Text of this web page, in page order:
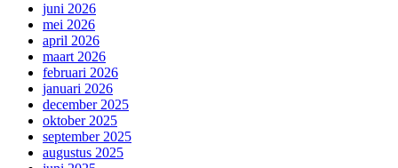
juni 2026
mei 2026
april 2026
maart 2026
februari 2026
januari 2026
december 2025
oktober 2025
september 2025
augustus 2025